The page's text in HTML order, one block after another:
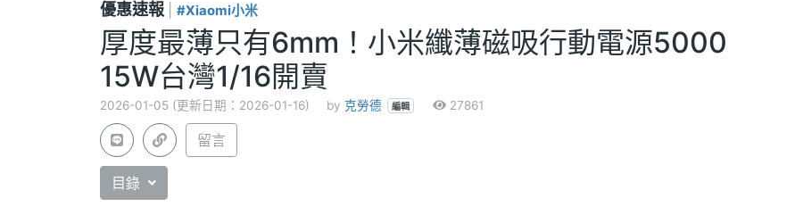
優惠速報 #Xiaomi小米
厚度最薄只有6mm！小米纖薄磁吸行動電源5000
15W台灣1/16開賣
2026-01-05 (更新日期：2026-01-16) by 克勞德 編輯 27861
留言
目錄